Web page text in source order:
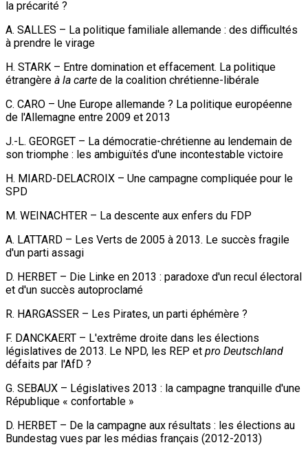
la précarité ?
A. SALLES – La politique familiale allemande : des difficultés
à prendre le virage
H. STARK – Entre domination et effacement. La politique
étrangère à la carte de la coalition chrétienne-libérale
C. CARO – Une Europe allemande ? La politique européenne
de l'Allemagne entre 2009 et 2013
J.-L. GEORGET – La démocratie-chrétienne au lendemain de
son triomphe : les ambiguïtés d'une incontestable victoire
H. MIARD-DELACROIX – Une campagne compliquée pour le
SPD
M. WEINACHTER – La descente aux enfers du FDP
A. LATTARD – Les Verts de 2005 à 2013. Le succès fragile
d'un parti assagi
D. HERBET – Die Linke en 2013 : paradoxe d'un recul électoral
et d'un succès autoproclamé
R. HARGASSER – Les Pirates, un parti éphémère ?
F. DANCKAERT – L'extrême droite dans les élections
législatives de 2013. Le NPD, les REP et pro Deutschland
défaits par l'AfD ?
G. SEBAUX – Législatives 2013 : la campagne tranquille d'une
République « confortable »
D. HERBET – De la campagne aux résultats : les élections au
Bundestag vues par les médias français (2012-2013)